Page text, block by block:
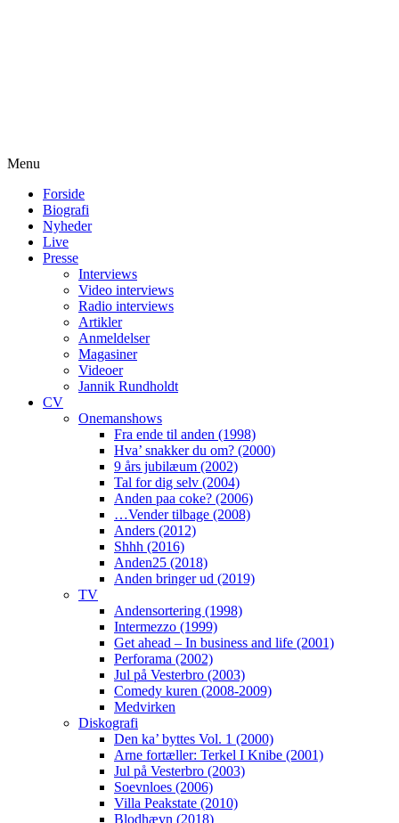
Menu
Forside
Biografi
Nyheder
Live
Presse
Interviews
Video interviews
Radio interviews
Artikler
Anmeldelser
Magasiner
Videoer
Jannik Rundholdt
CV
Onemanshows
Fra ende til anden (1998)
Hva’ snakker du om? (2000)
9 års jubilæum (2002)
Tal for dig selv (2004)
Anden paa coke? (2006)
…Vender tilbage (2008)
Anders (2012)
Shhh (2016)
Anden25 (2018)
Anden bringer ud (2019)
TV
Andensortering (1998)
Intermezzo (1999)
Get ahead – In business and life (2001)
Perforama (2002)
Jul på Vesterbro (2003)
Comedy kuren (2008-2009)
Medvirken
Diskografi
Den ka’ byttes Vol. 1 (2000)
Arne fortæller: Terkel I Knibe (2001)
Jul på Vesterbro (2003)
Soevnloes (2006)
Villa Peakstate (2010)
Blodhævn (2018)